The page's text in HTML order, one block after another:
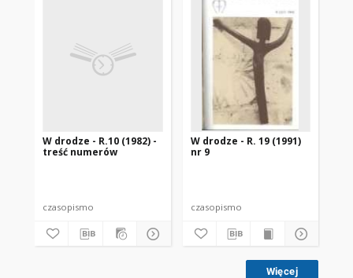
W drodze - R.10 (1982) -
treść numerów
czasopismo
W drodze - R. 19 (1991)
nr 9
czasopismo
Więcej